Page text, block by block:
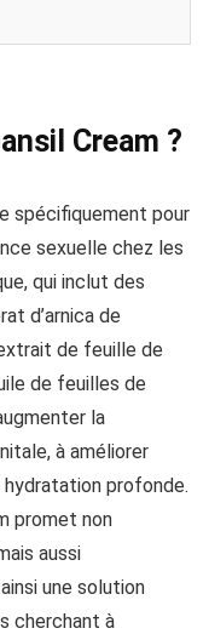
Cream ?
spécifiquement pour
sexuelle chez les
qui inclut des
d’arnica de
de feuille de
de feuilles de
la
à améliorer
hydratation profonde.
promet non
aussi
une solution
cherchant à